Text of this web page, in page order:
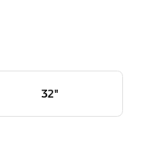
32"